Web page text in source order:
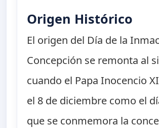
Origen Histórico
El origen del Día de la
Concepción se remonta al
cuando el Papa Inocencio
el 8 de diciembre como el
que se conmemora la